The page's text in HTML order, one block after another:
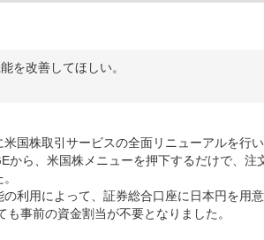
を改善してほしい。
国株取引サービスの全面リニューアルを行
から、米国株メニューを押下するだけで、
の利用によって、証券総合口座に日本円を用
も事前の資金割当が不要となりました。